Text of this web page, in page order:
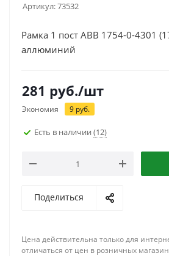
Артикул:73532
Рамка 1 пост ABB 1754-0-4301
аллюминий
281 руб./шт
Экономия 9 руб.
Есть в наличии (12)
Поделиться
Цена действительна только для
отличаться от цен в розничных